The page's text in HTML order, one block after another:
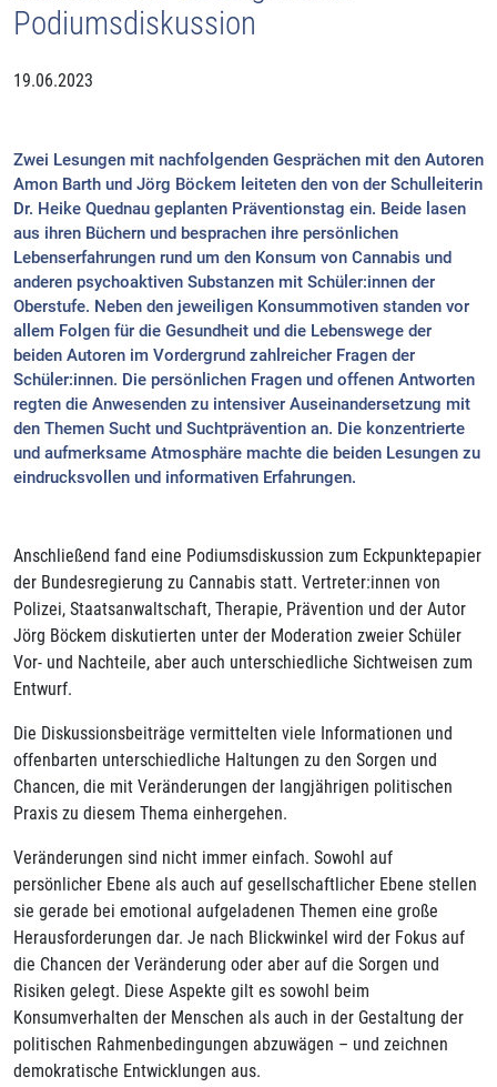
Podiumsdiskussion
19.06.2023
Zwei Lesungen mit nachfolgenden Gesprächen mit den Autoren
Amon Barth und Jörg Böckem leiteten den von der Schulleiterin
Dr. Heike Quednau geplanten Präventionstag ein. Beide lasen
aus ihren Büchern und besprachen ihre persönlichen
Lebenserfahrungen rund um den Konsum von Cannabis und
anderen psychoaktiven Substanzen mit Schüler:innen der
Oberstufe. Neben den jeweiligen Konsummotiven standen vor
allem Folgen für die Gesundheit und die Lebenswege der
beiden Autoren im Vordergrund zahlreicher Fragen der
Schüler:innen. Die persönlichen Fragen und offenen Antworten
regten die Anwesenden zu intensiver Auseinandersetzung mit
den Themen Sucht und Suchtprävention an. Die konzentrierte
und aufmerksame Atmosphäre machte die beiden Lesungen zu
eindrucksvollen und informativen Erfahrungen.
Anschließend fand eine Podiumsdiskussion zum Eckpunktepapier
der Bundesregierung zu Cannabis statt. Vertreter:innen von
Polizei, Staatsanwaltschaft, Therapie, Prävention und der Autor
Jörg Böckem diskutierten unter der Moderation zweier Schüler
Vor- und Nachteile, aber auch unterschiedliche Sichtweisen zum
Entwurf.
Die Diskussionsbeiträge vermittelten viele Informationen und
offenbarten unterschiedliche Haltungen zu den Sorgen und
Chancen, die mit Veränderungen der langjährigen politischen
Praxis zu diesem Thema einhergehen.
Veränderungen sind nicht immer einfach. Sowohl auf
persönlicher Ebene als auch auf gesellschaftlicher Ebene stellen
sie gerade bei emotional aufgeladenen Themen eine große
Herausforderungen dar. Je nach Blickwinkel wird der Fokus auf
die Chancen der Veränderung oder aber auf die Sorgen und
Risiken gelegt. Diese Aspekte gilt es sowohl beim
Konsumverhalten der Menschen als auch in der Gestaltung der
politischen Rahmenbedingungen abzuwägen – und zeichnen
demokratische Entwicklungen aus.